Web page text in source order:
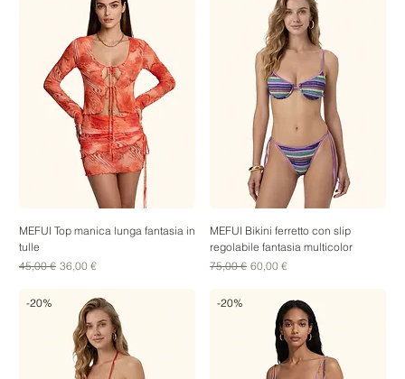
MEFUI Top manica lunga fantasia in
tulle
Prezzo regolare
45,00 € Prezzo scontato
36,00 €
MEFUI Bikini ferretto con slip
regolabile fantasia multicolor
Prezzo regolare
75,00 € Prezzo scontato
60,00 €
-20% -20%